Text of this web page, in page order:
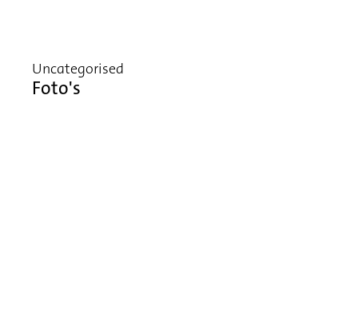
Uncategorised
Foto's